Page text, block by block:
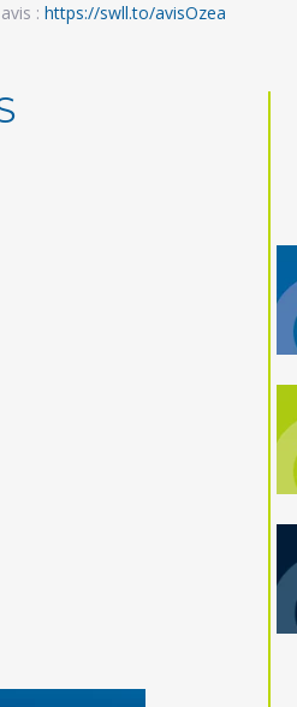
:https://swll.to/avisOzea